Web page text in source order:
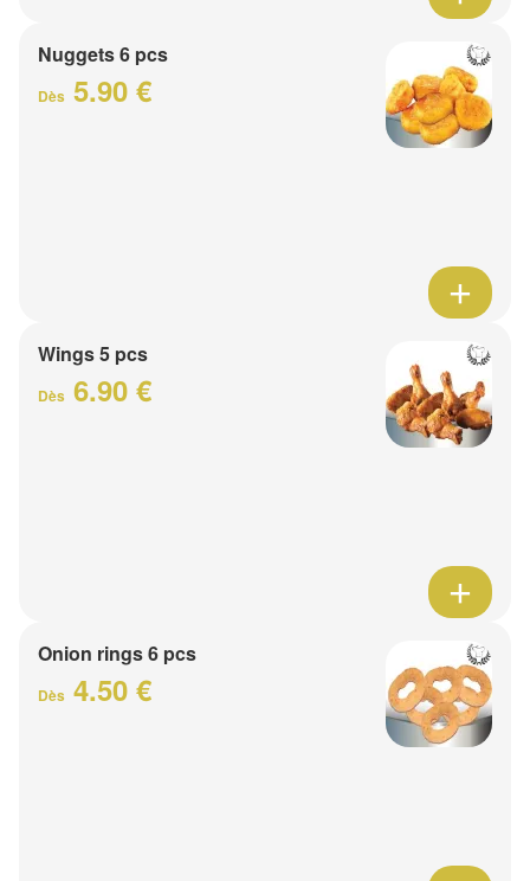
Nuggets 6 pcs
Dès 5.90 €
Wings 5 pcs
Dès 6.90 €
Onion rings 6 pcs
Dès 4.50 €